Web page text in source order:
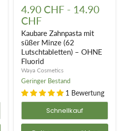
Zahnpasta
mit
süßer
Minze
(62
Lutschtabletten)
–
OHNE
Fluorid
4.90 CHF - 14.90
CHF
Kaubare Zahnpasta mit
süßer Minze (62
Lutschtabletten) – OHNE
Fluorid
Waya Cosmetics
Geringer Bestand
1 Bewertung
Schnellkauf